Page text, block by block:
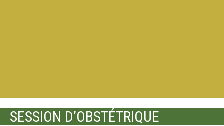
SESSION D’OBSTÉTRIQUE